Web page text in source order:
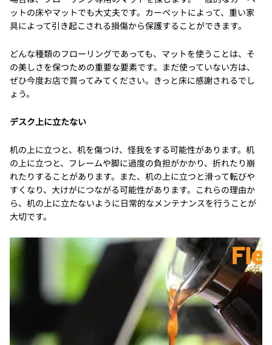
ットの床やマットでも大丈夫です。カーペットによって、重い家
具によって引き起こされる損傷から保護することができます。
どんな種類のフローリングであっても、マットを使うことは、そ
の美しさを保つための重要な要素です。まだ使っていない方は、
ぜひ今度お店で買ってみてください。きっと床に感謝されるでし
ょう。
デスク上に立たない
机の上に立つと、机を傷つけ、怪我をする可能性があります。机
の上に立つと、フレームや脚に過度の負担がかかり、折れたり崩
れたりすることがあります。また、机の上に立つと滑って転びや
すくなり、大けがにつながる可能性があります。これらの理由か
ら、机の上に立たないように日常的なメンテナンスを行うことが
大切です。